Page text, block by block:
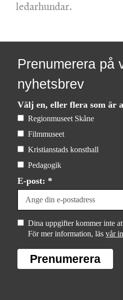
ledarhundar.
Prenumerera på
nyhetsbrev
Välj en, eller flera som är
Regionmuseet Skåne
Filmmuseet
Kristianstads konsthall
Pedagogik
E-post: *
Dina uppgifter kommer inte
För mer information, läs vår
Prenumerera